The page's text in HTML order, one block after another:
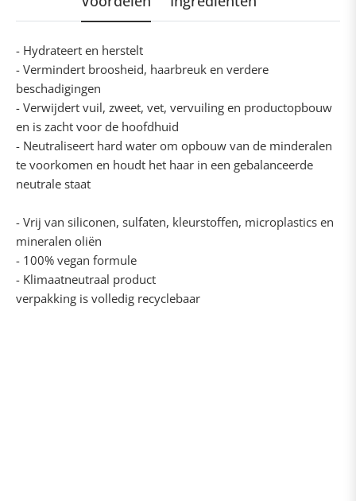
- Hydrateert en herstelt
- Vermindert broosheid, haarbreuk en verdere
beschadigingen
- Verwijdert vuil, zweet, vet, vervuiling en productopbouw
en is zacht voor de hoofdhuid
- Neutraliseert hard water om opbouw van de minderalen
te voorkomen en houdt het haar in een gebalanceerde
neutrale staat
- Vrij van siliconen, sulfaten, kleurstoffen, microplastics en
mineralen oliën
- 100% vegan formule
- Klimaatneutraal product
verpakking is volledig recyclebaar